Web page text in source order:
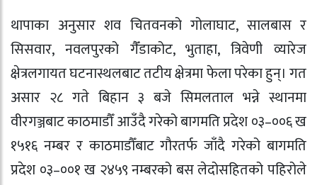
थापाका अनुसार शव चितवनको गोलाघाट, सालबास र
सिसवार, नवलपुरको गैँडाकोट, भुताहा, त्रिवेणी व्यारेज
क्षेत्रलगायत घटनास्थलबाट तटीय क्षेत्रमा फेला परेका हुन्। गत
असार २८ गते बिहान ३ बजे सिमलताल भन्ने स्थानमा
वीरगञ्जबाट काठमाडौँ आउँदै गरेको बागमति प्रदेश ०३–००६ ख
१५१६ नम्बर र काठमाडौँबाट गौरतर्फ जाँदै गरेको बागमति
प्रदेश ०३–००१ ख २४५९ नम्बरको बस लेदोसहितको पहिरोले